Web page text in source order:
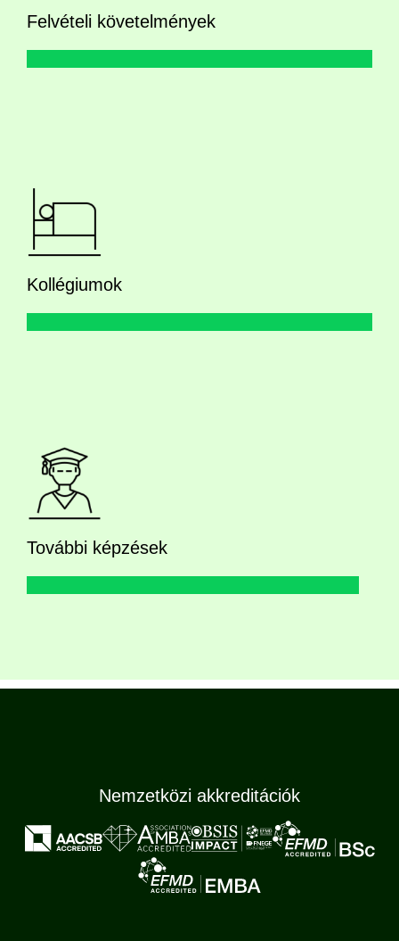
Felvételi követelmények
Kollégiumok
További képzések
Nemzetközi akkreditációk